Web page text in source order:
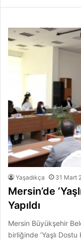
Yaşadıkça 31 Mart
Mersin’de
Yapıldı
Mersin Büyükşehir
birliğinde ‘Yaşlı Dostu